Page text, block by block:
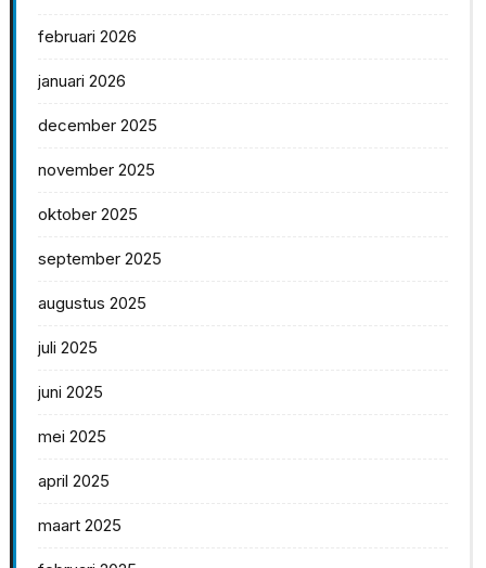
februari 2026
januari 2026
december 2025
november 2025
oktober 2025
september 2025
augustus 2025
juli 2025
juni 2025
mei 2025
april 2025
maart 2025